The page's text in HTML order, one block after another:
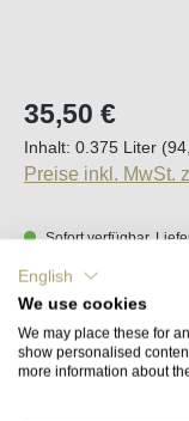
Regulärer Preis:
35,50 €
Inhalt: 0.375 Liter
Preise inkl. MwSt.
Sofort verfügbar,
Produkt
English
We use cookies
We may place these for
show personalised
more information about